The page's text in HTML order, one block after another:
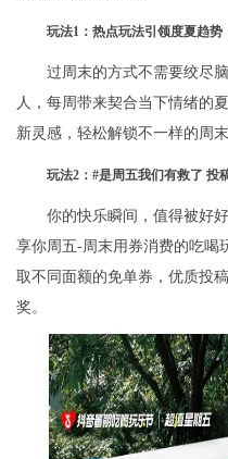
玩法1 ：热点玩法引领度夏趋
过周末的方式不需要绞尽
人，每周带来契合当下情绪的
新灵感，轻松解锁不一样的周末
玩法2 ： #是周五我们有救了 投
你的快乐瞬间，值得被好
享你周五-周末用券消费的吃喝
取不同面额的免单券，优质投
奖。